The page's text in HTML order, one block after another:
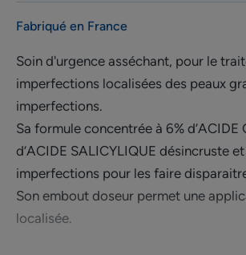
Fabriqué en France
Soin d'urgence asséchant, pour le
imperfections localisées des peaux
imperfections.
Sa formule concentrée à 6% d’ACIDE
d’ACIDE SALICYLIQUE désincruste
imperfections pour les faire
Son embout doseur permet une
localisée.